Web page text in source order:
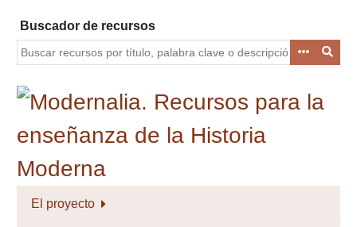
contenido
principal
Buscador de recursos
El proyecto